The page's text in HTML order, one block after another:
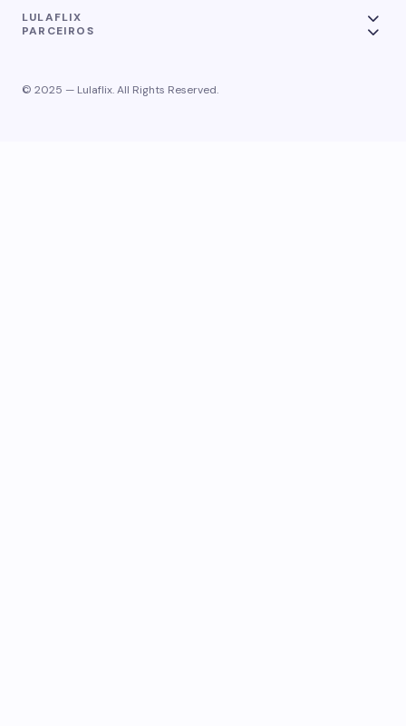
LULAFLIX
PARCEIROS
© 2025 — Lulaflix. All Rights Reserved.